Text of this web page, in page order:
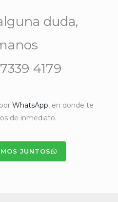
duda,
4179
WhatsApp, en donde te
de inmediato.
JUNTOS